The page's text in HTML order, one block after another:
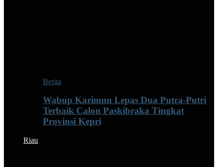
Berita
Wabup Karimun Lepas Dua Putra-Putri
Terbaik Calon Paskibraka Tingkat
Provinsi Kepri
Riau